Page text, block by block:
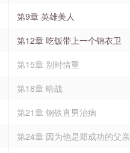
第9章 英雄美人
第12章 吃饭带上一个锦衣卫
第15章 别时情重
第18章 暗战
第21章 钢铁直男治病
第24章 因为他是郑成功的父亲